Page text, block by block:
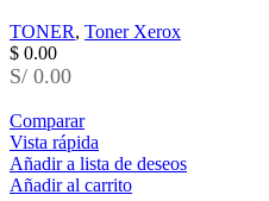
TONER, Toner Xerox
$ 0.00
S/ 0.00
Comparar
Vista rápida
Añadir a lista de deseos
Añadir al carrito